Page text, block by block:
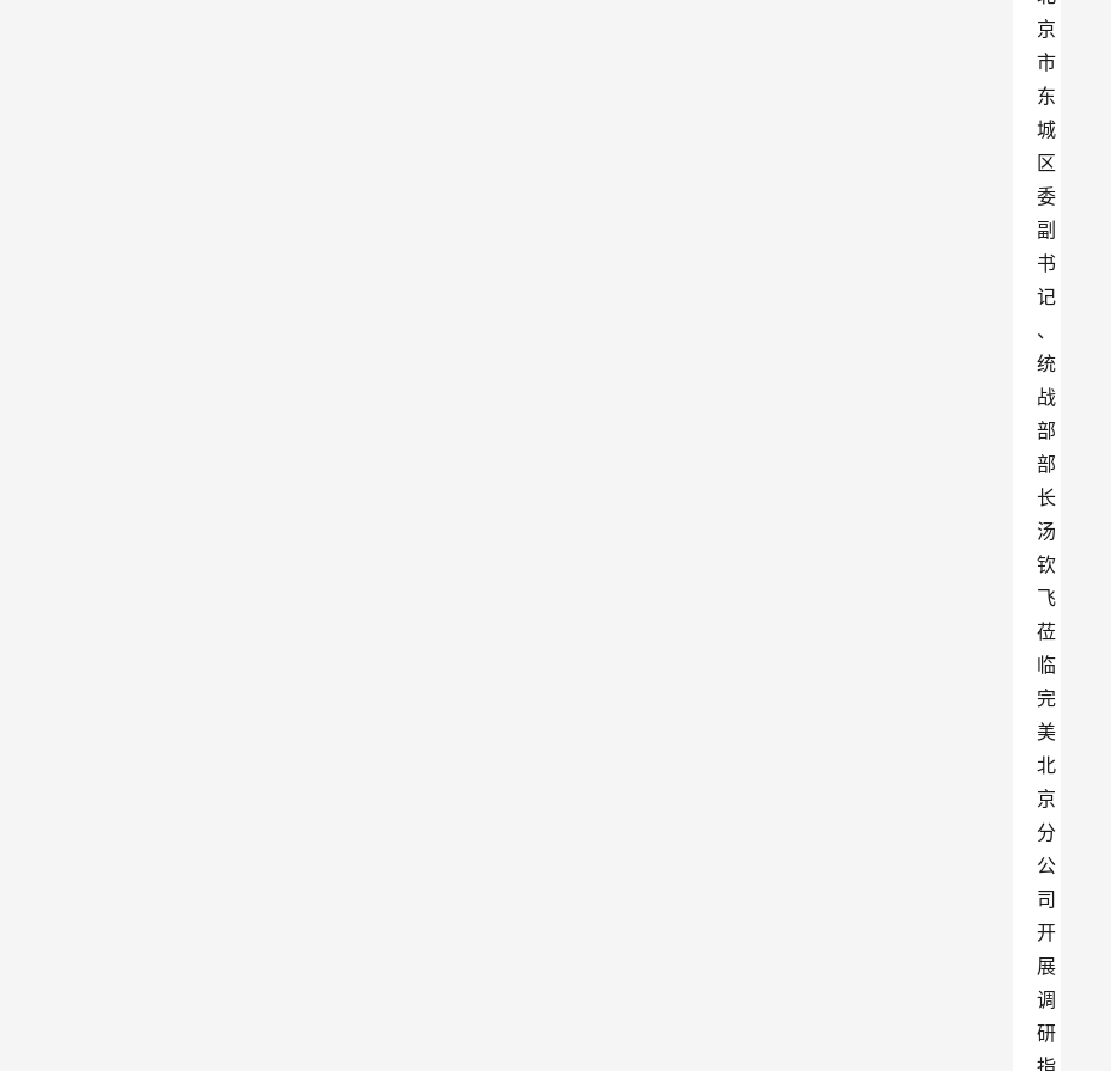
京
市
东
城
区
委
副
书
记
、
统
战
部
部
长
汤
钦
飞
莅
临
完
美
北
京
分
公
司
开
展
调
研
指